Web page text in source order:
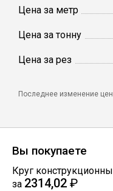
Круги
Остальное
Цена за метр
Цена за тонну
Цена за рез
Последнее изменение
Вы покупаете
Круг
за 2314,02 ₽